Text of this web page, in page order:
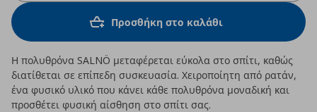
Προσθήκη στο καλάθι
Η πολυθρόνα SALNÖ μεταφέρεται εύκολα στο σπίτι, καθώς
διατίθεται σε επίπεδη συσκευασία. Χειροποίητη από ρατάν,
ένα φυσικό υλικό που κάνει κάθε πολυθρόνα μοναδική και
προσθέτει φυσική αίσθηση στο σπίτι σας.